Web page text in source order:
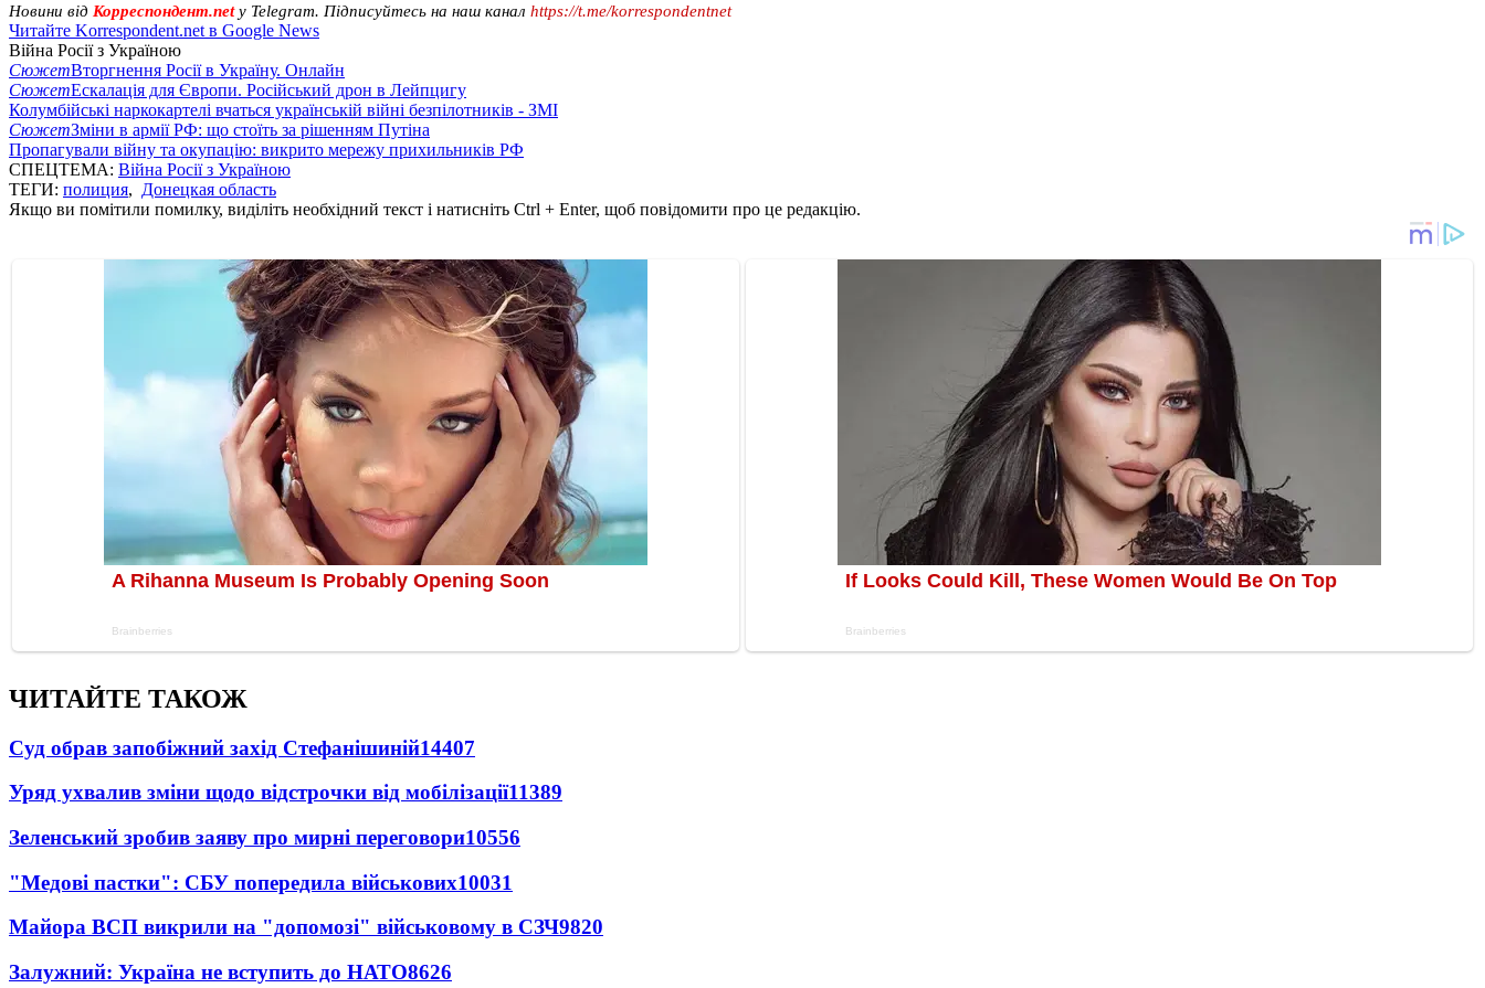
Новини від Корреспондент.netу Telegram. Підписуйтесь на наш канал https://t.me/korrespondentnet
Читайте Korrespondent.net в Google News
Війна Росії з Україною
СюжетВторгнення Росії в Україну. Онлайн
СюжетЕскалація для Європи. Російський дрон в Лейпцигу
Колумбійські наркокартелі вчаться українській війні безпілотників - ЗМІ
СюжетЗміни в армії РФ: що стоїть за рішенням Путіна
Пропагували війну та окупацію: викрито мережу прихильників РФ
СПЕЦТЕМА: Війна Росії з Україною
ТЕГИ: полиция, Донецкая область
Якщо ви помітили помилку, виділіть необхідний текст і натисніть Ctrl + Enter, щоб повідомити про це редакцію.
ЧИТАЙТЕ ТАКОЖ
Суд обрав запобіжний захід Стефанішиній14407
Уряд ухвалив зміни щодо відстрочки від мобілізації11389
Зеленський зробив заяву про мирні переговори10556
"Медові пастки": СБУ попередила військових10031
Майора ВСП викрили на "допомозі" військовому в СЗЧ9820
Залужний: Україна не вступить до НАТО8626